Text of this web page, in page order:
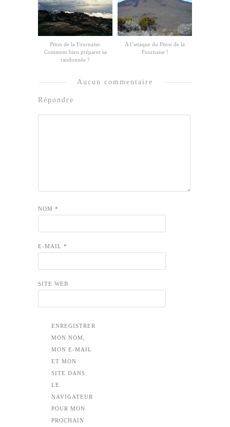
Piton de la Fournaise:
Comment bien préparer sa
randonnée ?
A l’attaque du Piton de la
Fournaise !
Aucun commentaire
Répondre
NOM *
E-MAIL *
SITE WEB
ENREGISTRER
MON NOM,
MON E-MAIL
ET MON
SITE DANS
LE
NAVIGATEUR
POUR MON
PROCHAIN